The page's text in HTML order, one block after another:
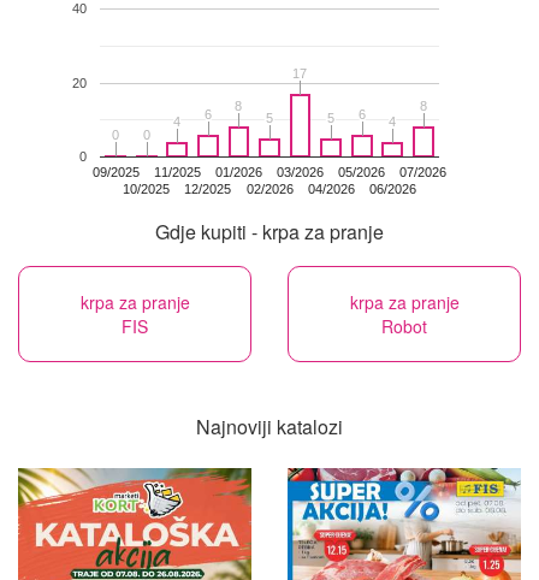
09/2025
10/2025
11/2025
12/2025
01/2026
02/2026
03/2026
04/2026
05/2026
06/2026
07/2026
0
20
40
0
0 0
0
4
4 6
6
8
8
5
5
17
17
5
5 6
6 4
4
8
8
Gdje kupiti - krpa za pranje
krpa za pranje
FIS
krpa za pranje
Robot
Najnoviji katalozi